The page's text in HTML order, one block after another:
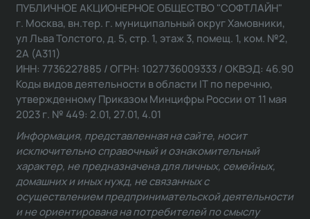
ПУБЛИЧНОЕ АКЦИОНЕРНОЕ ОБЩЕСТВО "СОФТЛАЙН"
г. Москва, вн.тер. г. муниципальный округ Хамовники,
ул Льва Толстого, д. 5, стр. 1, этаж 3, помещ. 1, ком. №2,
2А (А311)
ИНН: 7736227885 / ОГРН: 1027736009333 / ОКВЭД: 46.90
Коды видов деятельности в области IT по перечню,
утвержденному Приказом Минцифры России от 11 мая
2023 г. № 449: 2.01, 27.01, 4.01
Информация, представленная на сайте, носит
исключительно справочный и ознакомительный
характер, не предназначена для личных, семейных,
домашних и иных нужд, не связанных с
осуществлением предпринимательской деятельности
и не ориентирована на потребителей по смыслу